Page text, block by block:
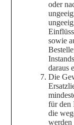
oder
sowie
daraus
Die
für den
die
werden